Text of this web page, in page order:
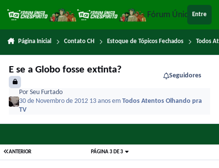
Fórum ÚnicoEntre
Página Inicial Contato CH Estoque de Tópicos Fechados Todos
E se a Globo fosse extinta?
Seguidores
PorSeu Furtado
30 de Novembro de 2012 13 anosemTodos Atentos Olhando pra
TV
ANTERIOR PÁGINA 3 DE 3